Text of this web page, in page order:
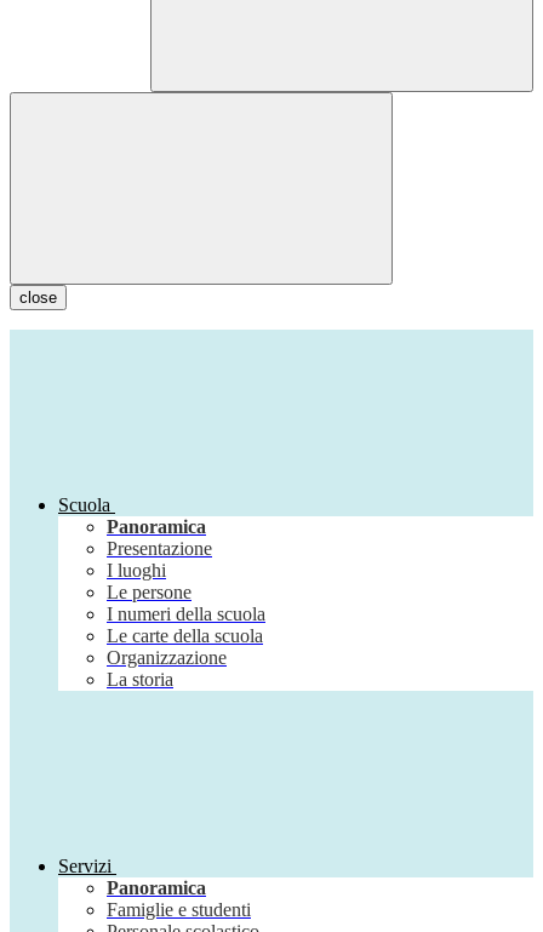
close
Scuola
Panoramica
Presentazione
I luoghi
Le persone
I numeri della scuola
Le carte della scuola
Organizzazione
La storia
Servizi
Panoramica
Famiglie e studenti